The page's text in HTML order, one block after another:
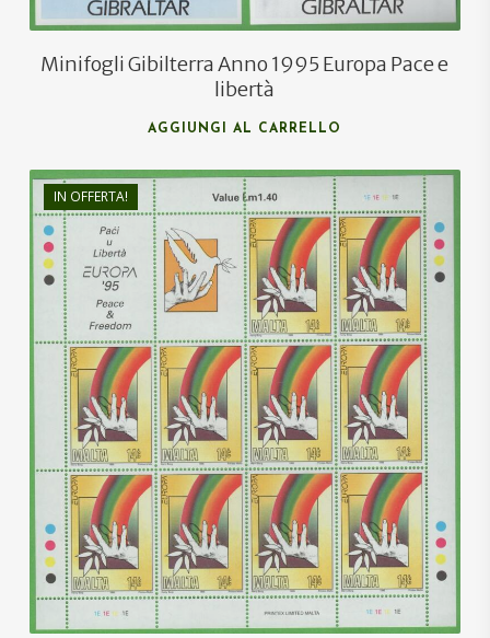
Minifogli Gibilterra Anno 1995 Europa Pace e
libertà
AGGIUNGI AL CARRELLO
IN OFFERTA!
€17,00
€11,00